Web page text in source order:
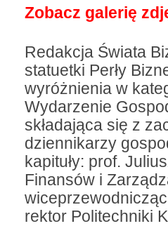
Zobacz galerię
Redakcja Świata
statuetki Perły
wyróżnienia w
Wydarzenie
składająca się z
dziennikarzy
kapituły: prof.
Finansów i
rektor Politechniki